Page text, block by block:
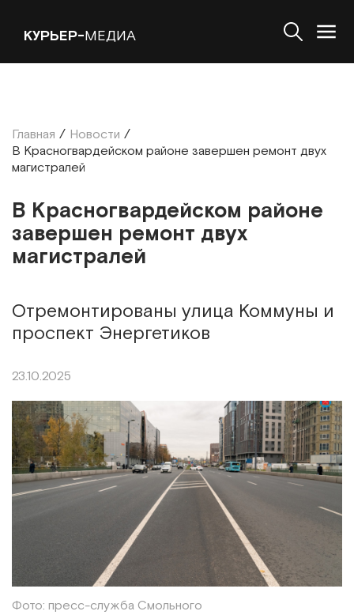
КУРЬЕР-МЕДИА
Главная / Новости /
В Красногвардейском районе завершен ремонт двух
магистралей
В Красногвардейском районе
завершен ремонт двух
магистралей
Отремонтированы улица Коммуны и
проспект Энергетиков
23.10.2025
Фото: пресс-служба Смольного